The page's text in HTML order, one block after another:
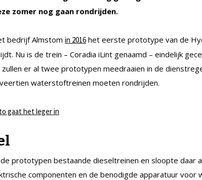
zomer nog gaan rondrijden.
bedrijf Almstom in 2016 het eerste prototype van de
Nu is de trein – Coradia iLint genaamd – eindelijk
er al twee prototypen meedraaien in de
waterstoftreinen moeten rondrijden.
gaat het leger in
prototypen bestaande dieseltreinen en sloopte daar
componenten en de benodigde apparatuur voor